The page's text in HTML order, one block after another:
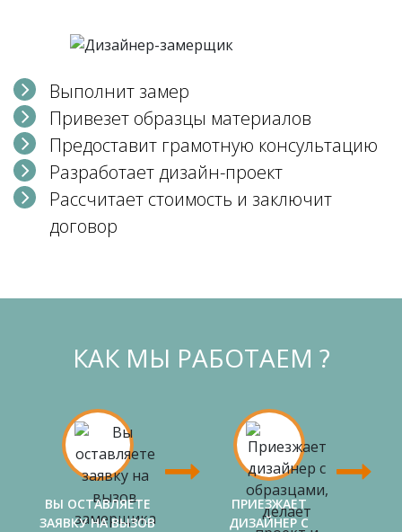
Выполнит замер
Привезет образцы материалов
Предоставит грамотную консультацию
Разработает дизайн-проект
Рассчитает стоимость и заключит
договор
КАК МЫ РАБОТАЕМ ?
ВЫ ОСТАВЛЯЕТЕ
ЗАЯВКУ НА ВЫЗОВ
ПРИЕЗЖАЕТ
ДИЗАЙНЕР С